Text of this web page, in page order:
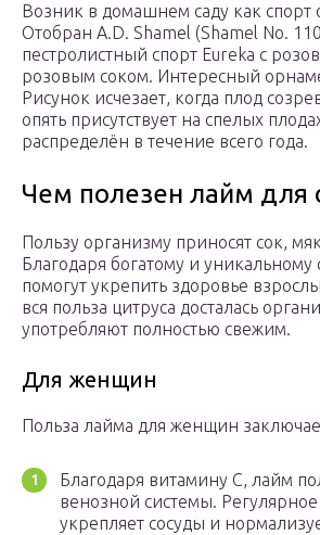
Возник в домашнем саду как
Отобран A.D. Shamel (Shamel No.
пестролистный спорт Eureka с
розовым соком. Интересный
Рисунок исчезает, когда плод
опять присутствует на спелых
распределён в течение всего года.
Чем полезен лайм для
Пользу организму приносят сок,
Благодаря богатому и уникальному
помогут укрепить здоровье
вся польза цитруса досталась
употребляют полностью свежим.
Для женщин
Польза лайма для женщин
Благодаря витамину С, лайм
венозной системы.
укрепляет сосуды и